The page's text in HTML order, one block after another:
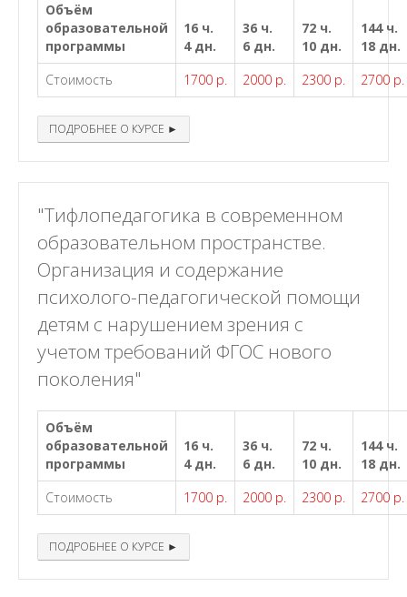
Объём
образовательной
программы
16 ч.
4 дн.
36 ч.
6 дн.
72 ч.
10 дн.
144 ч.
18 дн.
Стоимость
1700 р. 2000 р. 2300 р. 2700 р.
ПОДРОБНЕЕ О КУРСЕ ►
"Тифлопедагогика в современном
образовательном пространстве.
Организация и содержание
психолого-педагогической помощи
детям с нарушением зрения с
учетом требований ФГОС нового
поколения"
Объём
образовательной
программы
16 ч.
4 дн.
36 ч.
6 дн.
72 ч.
10 дн.
144 ч.
18 дн.
Стоимость
1700 р. 2000 р. 2300 р. 2700 р.
ПОДРОБНЕЕ О КУРСЕ ►